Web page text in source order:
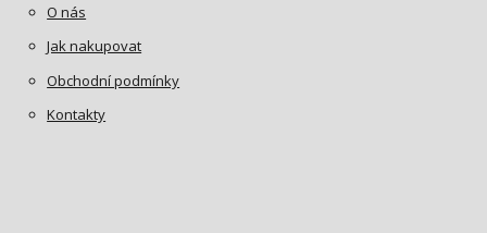
O nás
Jak nakupovat
Obchodní podmínky
Kontakty